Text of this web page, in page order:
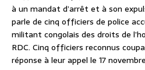
à un mandat d’arrêt et à son
parle de cinq officiers de police
militant congolais des droits de
RDC. Cinq officiers reconnus
réponse à leur appel le 17